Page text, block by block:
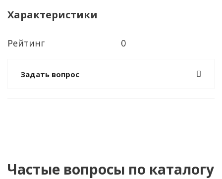
Характеристики
Рейтинг 0
Задать вопрос
Частые вопросы по каталогу